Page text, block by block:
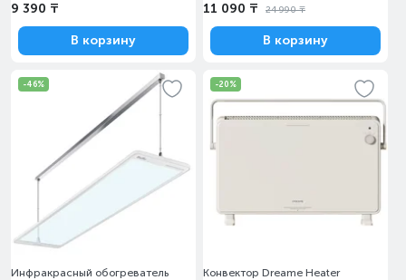
9 390 ₸
В корзину
11 090 ₸ 24 990 ₸
В корзину
-46%
Инфракрасный обогреватель
-20%
Конвектор Dreame Heater